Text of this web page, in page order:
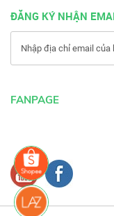
ĐĂNG KÝ NHẬN
FANPAGE